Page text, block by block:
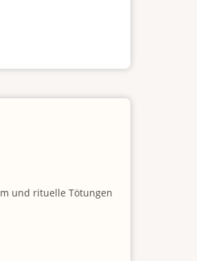
und rituelle Tötungen